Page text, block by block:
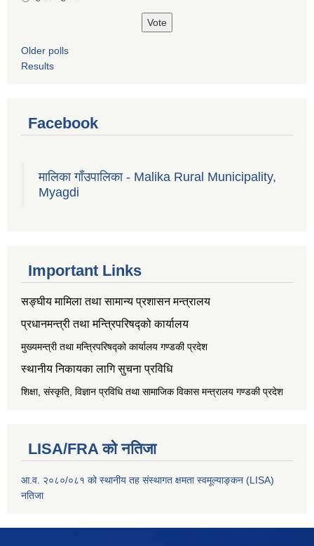
Older polls
Results
Facebook
मालिका गाँउपालिका - Malika Rural Municipality,
Myagdi
Important Links
सङ्‍घीय मामिला तथा सामान्य प्रशासन मन्त्रालय
प्रधानमन्त्री तथा मन्त्रिपरिषद्को कार्यालय
मुख्यमन्त्री तथा मन्त्रिपरिषद्को कार्यालय गण्डकी प्रदेश
स्थानीय निकायका लागि सुचना प्रविधि
शिक्षा, संस्कृति, विज्ञान प्रविधि तथा सामाजिक विकास मन्त्रालय गण्डकी प्रदेश
LISA/FRA को नतिजा
आ.व. २०८०/०८१ को स्थानीय तह संस्थागत क्षमता स्वमूल्याङ्कन (LISA)
नतिजा